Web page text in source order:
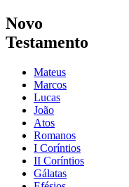
Novo
Testamento
Mateus
Marcos
Lucas
João
Atos
Romanos
I Coríntios
II Coríntios
Gálatas